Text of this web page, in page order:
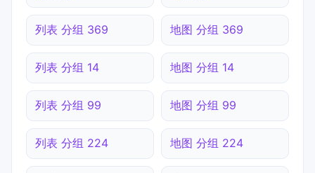
列表 分组 369 地图 分组 369
列表 分组 14 地图 分组 14
列表 分组 99 地图 分组 99
列表 分组 224 地图 分组 224